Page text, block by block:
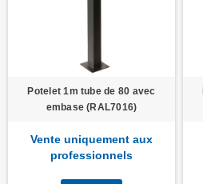
Potelet 1m tube de 80 avec
embase (RAL7016)
Vente uniquement aux
professionnels